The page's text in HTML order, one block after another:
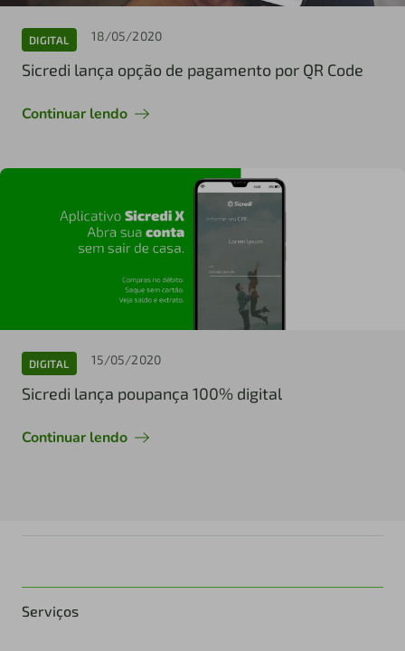
DIGITAL 18/05/2020
Sicredi lança opção de pagamento por QR Code
Continuar lendo
DIGITAL 15/05/2020
Sicredi lança poupança 100% digital
Continuar lendo
Serviços